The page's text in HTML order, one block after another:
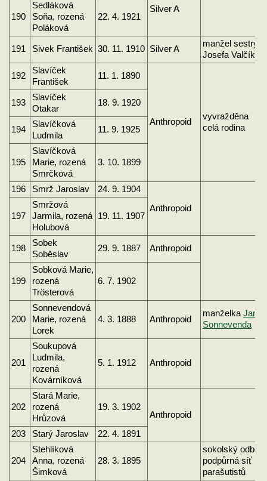
Silver A
190
Sedláková
Soňa, rozená
Poláková
22. 4. 1921
191 Sivek František 30. 11. 1910 Silver A
manžel sestry
Josefa Valčíka
192
Slavíček
František
11. 1. 1890
Anthropoid
vyvražděna
celá rodina
193
Slavíček
Otakar
18. 9. 1920
194
Slavíčková
Ludmila
11. 9. 1925
195
Slavíčková
Marie, rozená
Smrčková
3. 10. 1899
196 Smrž Jaroslav
24. 9. 1904
Anthropoid
197
Smržová
Jarmila, rozená
Holubová
19. 11. 1907
198
Sobek
Soběslav
29. 9. 1887 Anthropoid
199
Sobková Marie,
rozená
Trösterová
6. 7. 1902
200
Sonnevendová
Marie, rozená
Lorek
4. 3. 1888 Anthropoid
manželka Jana
Sonnevenda
201
Soukupová
Ludmila,
rozená
Kovárníková
5. 1. 1912 Anthropoid
202
Stará Marie,
rozená
Hrůzová
19. 3. 1902
Anthropoid
203
Starý Jaroslav 22. 4. 1891
204
Stehlíková
Anna, rozená
Šimková
28. 3. 1895
sokolský odboj
podpůrná síť
parašutistů